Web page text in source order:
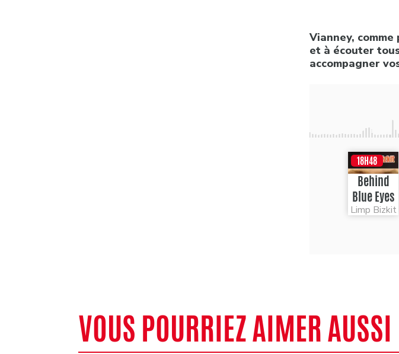
Vianney,
et à écouter
accompagner
18H48
Behind
Blue Eyes
Limp Bizkit
VOUS POURRIEZ AIMER AUSSI